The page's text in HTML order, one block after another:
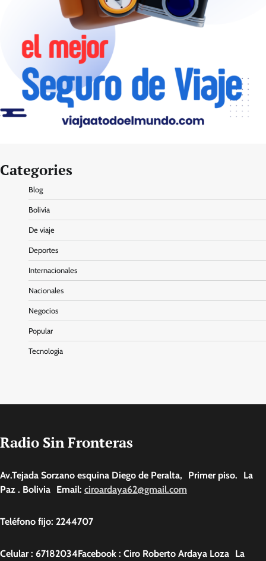
Categories
Blog
Bolivia
De viaje
Deportes
Internacionales
Nacionales
Negocios
Popular
Tecnologia
Radio Sin Fronteras
Av.Tejada Sorzano esquina Diego de Peralta, Primer piso. La
Paz . Bolivia Email: ciroardaya62@gmail.com
Teléfono fijo: 2244707
Celular : 67182034Facebook : Ciro Roberto Ardaya Loza La